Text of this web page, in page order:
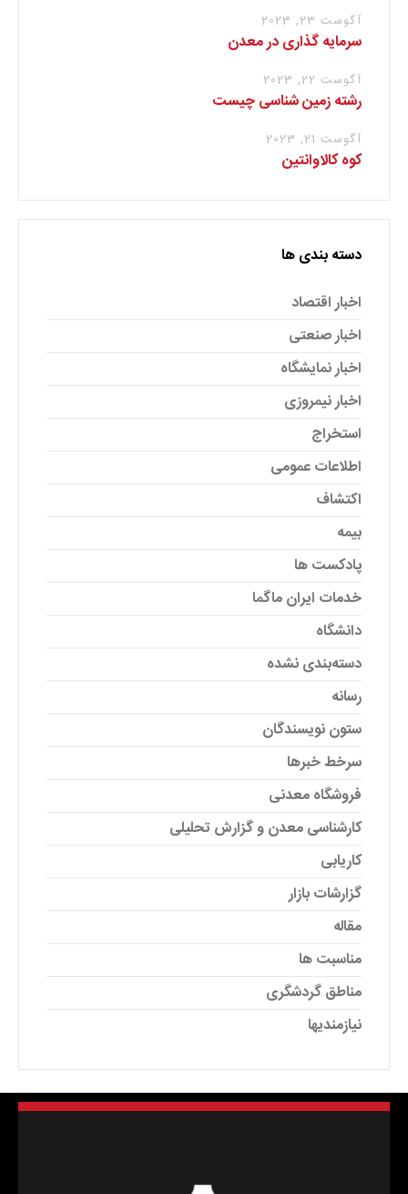
آگوست 23, 2023
سرمایه گذاری در معدن
آگوست 22, 2023
رشته زمین شناسی چیست
آگوست 21, 2023
کوه کالاوانتین
دسته بندی ها
اخبار اقتصاد
اخبار صنعتی
اخبار نمایشگاه
اخبار نیمروزی
استخراج
اطلاعات عمومی
اکتشاف
بیمه
پادکست ها
خدمات ایران ماگما
دانشگاه
دسته‌بندی نشده
رسانه
ستون نویسندگان
سرخط خبرها
فروشگاه معدنی
کارشناسی معدن و گزارش تحلیلی
کاریابی
گزارشات بازار
مقاله
مناسبت ها
مناطق گردشگری
نیازمندیها